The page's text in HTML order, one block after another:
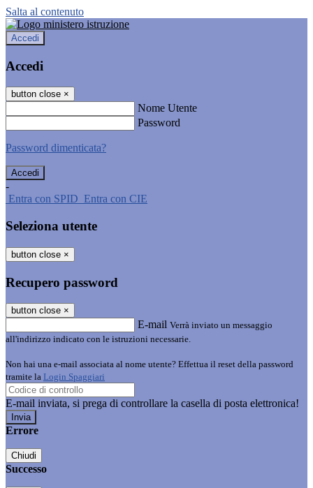
Salta al contenuto
Accedi
Accedi
button close ×
Nome Utente
Password
Password dimenticata?
-
Entra con SPID Entra con CIE
Seleziona utente
button close ×
Recupero password
button close ×
E-mail Verrà inviato un messaggio
all'indirizzo indicato con le istruzioni necessarie.
Non hai una e-mail associata al nome utente? Effettua il reset della password
tramite la Login Spaggiari
E-mail inviata, si prega di controllare la casella di posta elettronica!
Errore
Chiudi
Successo